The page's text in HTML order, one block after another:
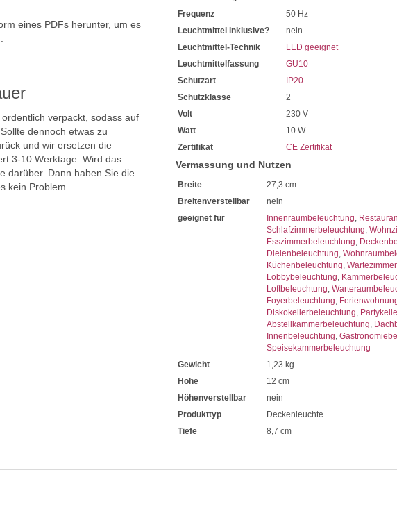
eines PDFs herunter, um es
verpackt, sodass auf
dennoch etwas zu
und wir ersetzen die
3-10 Werktage. Wird das
darüber. Dann haben Sie die
kein Problem.
Frequenz
50 Hz
Leuchtmittel inklusive?
nein
Leuchtmittel-Technik
LED geeignet
Leuchtmittelfassung
GU10
Schutzart
IP20
Schutzklasse
2
Volt
230 V
Watt
10 W
Zertifikat
CE Zertifikat
Vermassung und Nutzen
Breite
27,3 cm
Breitenverstellbar
nein
geeignet für
Innenraumbeleuchtung,
Schlafzimmerbeleuchtung,
Esszimmerbeleuchtung,
Dielenbeleuchtung,
Küchenbeleuchtung,
Lobbybeleuchtung,
Loftbeleuchtung,
Foyerbeleuchtung,
Diskokellerbeleuchtung,
Abstellkammerbeleuchtung,
Innenbeleuchtung,
Speisekammerbeleuchtung
Gewicht
1,23 kg
Höhe
12 cm
Höhenverstellbar
nein
Produkttyp
Deckenleuchte
Tiefe
8,7 cm